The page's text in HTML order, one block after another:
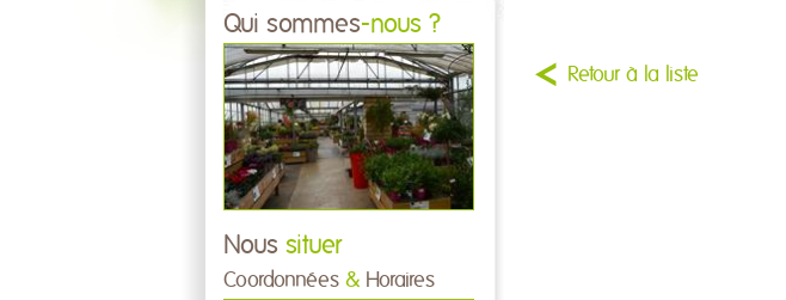
Qui sommes-nous ?
Nous situer
Coordonnées & Horaires
Retour à la liste